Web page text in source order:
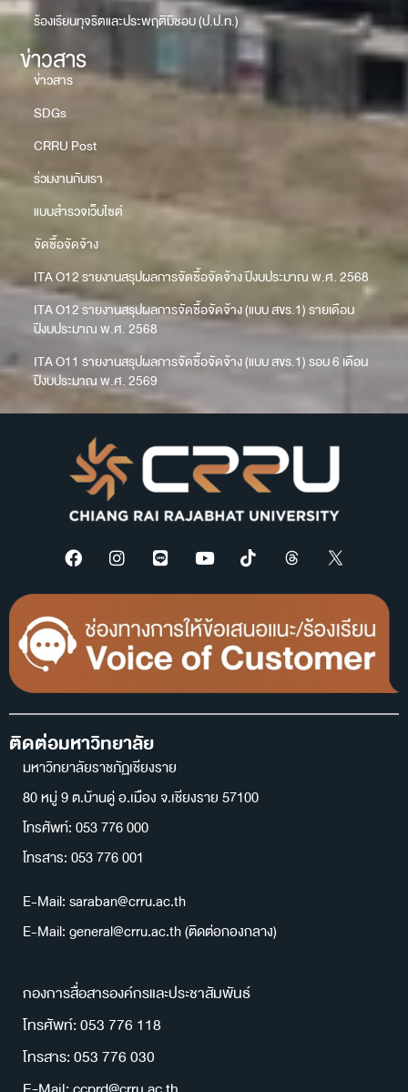
ร้องเรียนทุจริตและประพฤติมิชอบ (ป.ป.ท.)
ข่าวสาร
ข่าวสาร
SDGs
CRRU Post
ร่วมงานกับเรา
แบบสำรวจเว็บไซต์
จัดซื้อจัดจ้าง
ITA O12 รายงานสรุปผลการจัดซื้อจัดจ้าง ปีงบประมาณ พ.ศ. 2568
ITA O12 รายงานสรุปผลการจัดซื้อจัดจ้าง (แบบ สขร.1) รายเดือน
ปีงบประมาณ พ.ศ. 2568
ITA O11 รายงานสรุปผลการจัดซื้อจัดจ้าง (แบบ สขร.1) รอบ 6 เดือน
ปีงบประมาณ พ.ศ. 2569
ติดต่อมหาวิทยาลัย
มหาวิทยาลัยราชภัฏเชียงราย
80 หมู่ 9 ต.บ้านดู่ อ.เมือง จ.เชียงราย 57100
โทรศัพท์: 053 776 000
โทรสาร: 053 776 001
E-Mail: saraban@crru.ac.th
E-Mail: general@crru.ac.th (ติดต่อกองกลาง)
กองการสื่อสารองค์กรและประชาสัมพันธ์
โทรศัพท์: 053 776 118
โทรสาร: 053 776 030